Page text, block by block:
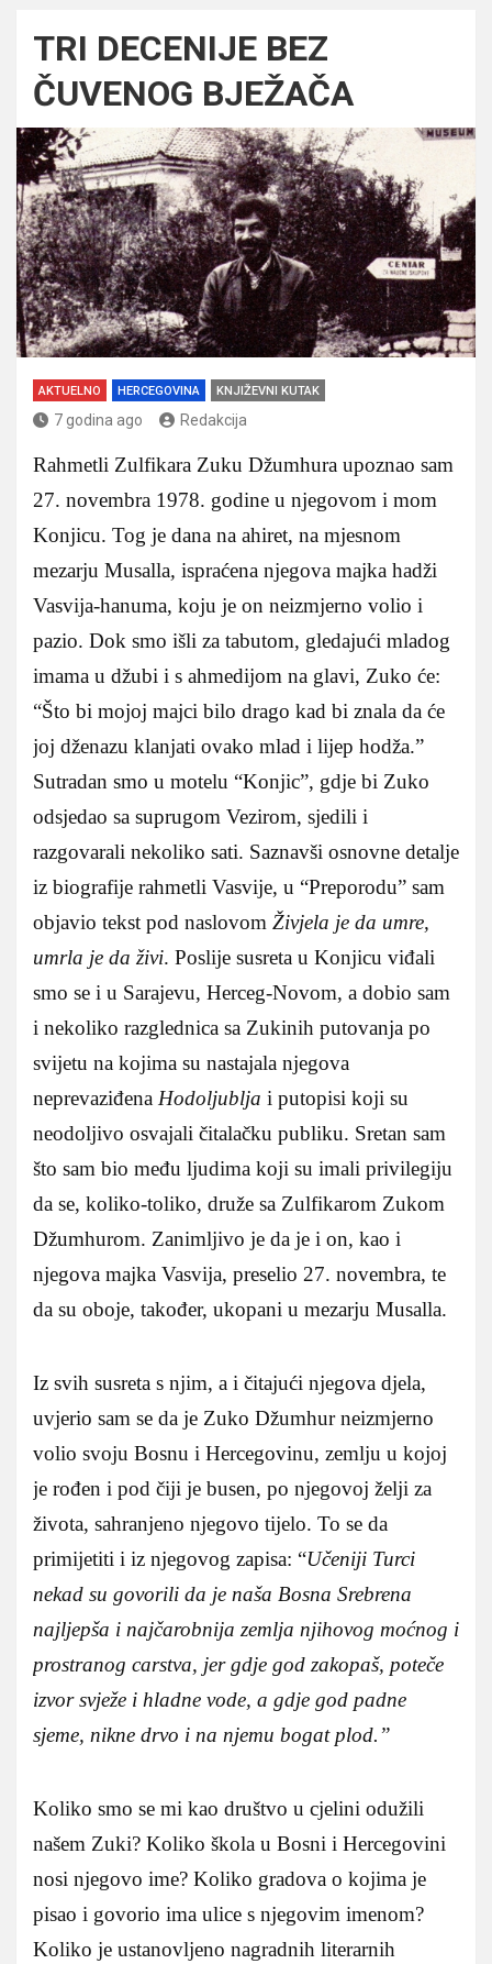
TRI DECENIJE BEZ
ČUVENOG BJEŽAČA
AKTUELNO HERCEGOVINA KNJIŽEVNI KUTAK
7 godina ago Redakcija
Rahmetli Zulfikara Zuku Džumhura upoznao sam
27. novembra 1978. godine u njegovom i mom
Konjicu. Tog je dana na ahiret, na mjesnom
mezarju Musalla, ispraćena njegova majka hadži
Vasvija-hanuma, koju je on neizmjerno volio i
pazio. Dok smo išli za tabutom, gledajući mladog
imama u džubi i s ahmedijom na glavi, Zuko će:
“Što bi mojoj majci bilo drago kad bi znala da će
joj dženazu klanjati ovako mlad i lijep hodža.”
Sutradan smo u motelu “Konjic”, gdje bi Zuko
odsjedao sa suprugom Vezirom, sjedili i
razgovarali nekoliko sati. Saznavši osnovne detalje
iz biografije rahmetli Vasvije, u “Preporodu” sam
objavio tekst pod naslovom Živjela je da umre,
umrla je da živi. Poslije susreta u Konjicu viđali
smo se i u Sarajevu, Herceg-Novom, a dobio sam
i nekoliko razglednica sa Zukinih putovanja po
svijetu na kojima su nastajala njegova
neprevaziđena Hodoljublja i putopisi koji su
neodoljivo osvajali čitalačku publiku. Sretan sam
što sam bio među ljudima koji su imali privilegiju
da se, koliko-toliko, druže sa Zulfikarom Zukom
Džumhurom. Zanimljivo je da je i on, kao i
njegova majka Vasvija, preselio 27. novembra, te
da su oboje, također, ukopani u mezarju Musalla.
Iz svih susreta s njim, a i čitajući njegova djela,
uvjerio sam se da je Zuko Džumhur neizmjerno
volio svoju Bosnu i Hercegovinu, zemlju u kojoj
je rođen i pod čiji je busen, po njegovoj želji za
života, sahranjeno njegovo tijelo. To se da
primijetiti i iz njegovog zapisa: “Učeniji Turci
nekad su govorili da je naša Bosna Srebrena
najljepša i najčarobnija zemlja njihovog moćnog i
prostranog carstva, jer gdje god zakopaš, poteče
izvor svježe i hladne vode, a gdje god padne
sjeme, nikne drvo i na njemu bogat plod.”
Koliko smo se mi kao društvo u cjelini odužili
našem Zuki? Koliko škola u Bosni i Hercegovini
nosi njegovo ime? Koliko gradova o kojima je
pisao i govorio ima ulice s njegovim imenom?
Koliko je ustanovljeno nagradnih literarnih